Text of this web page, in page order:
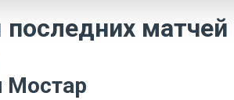
последних
Мостар